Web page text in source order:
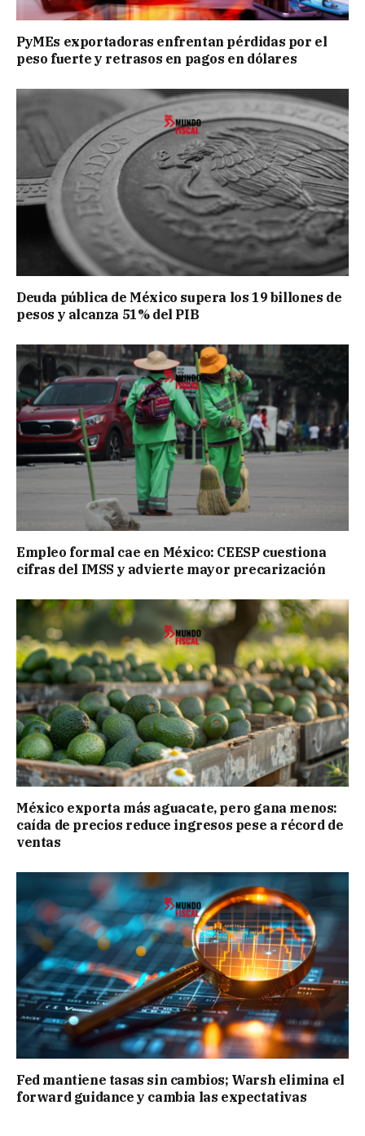
PyMEs exportadoras enfrentan pérdidas por el
peso fuerte y retrasos en pagos en dólares
Deuda pública de México supera los 19 billones de
pesos y alcanza 51% del PIB
Empleo formal cae en México: CEESP cuestiona
cifras del IMSS y advierte mayor precarización
México exporta más aguacate, pero gana menos:
caída de precios reduce ingresos pese a récord de
ventas
Fed mantiene tasas sin cambios; Warsh elimina el
forward guidance y cambia las expectativas